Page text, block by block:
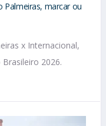
Palmeiras, marcar ou
x Internacional,
2026.